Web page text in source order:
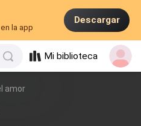
la app
Descargar
Mi biblioteca
amor